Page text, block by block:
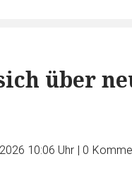
über
10:06 Uhr | 0